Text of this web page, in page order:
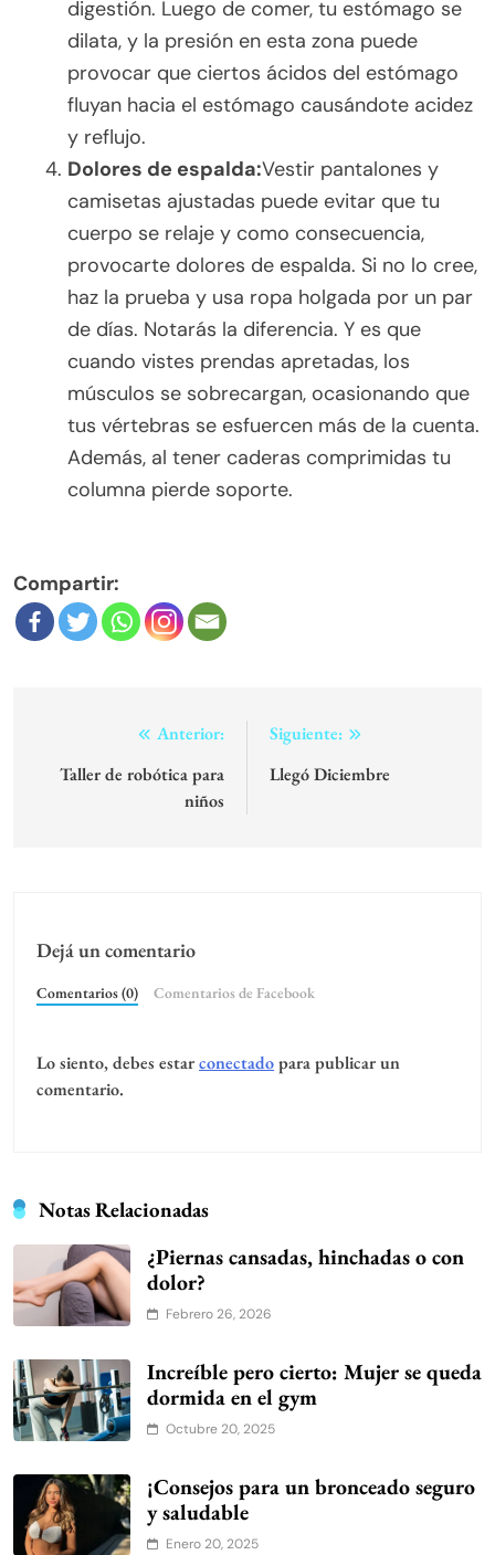
digestión. Luego de comer, tu estómago se
dilata, y la presión en esta zona puede
provocar que ciertos ácidos del estómago
fluyan hacia el estómago causándote acidez
y reflujo.
Dolores de espalda:Vestir pantalones y
camisetas ajustadas puede evitar que tu
cuerpo se relaje y como consecuencia,
provocarte dolores de espalda. Si no lo cree,
haz la prueba y usa ropa holgada por un par
de días. Notarás la diferencia. Y es que
cuando vistes prendas apretadas, los
músculos se sobrecargan, ocasionando que
tus vértebras se esfuercen más de la cuenta.
Además, al tener caderas comprimidas tu
columna pierde soporte.
Compartir:
NavegaciónAnterior:
Taller de robótica para
niños
Siguiente:
Llegó Diciembre
Dejá un comentario
Comentarios (0) Comentarios de Facebook
Lo siento, debes estarconectadopara publicar un
comentario.
Notas Relacionadas
¿Piernas cansadas, hinchadas o con
dolor?
Febrero 26, 2026
Increíble pero cierto: Mujer se queda
dormida en el gym
Octubre 20, 2025
¡Consejos para un bronceado seguro
y saludable
Enero 20, 2025